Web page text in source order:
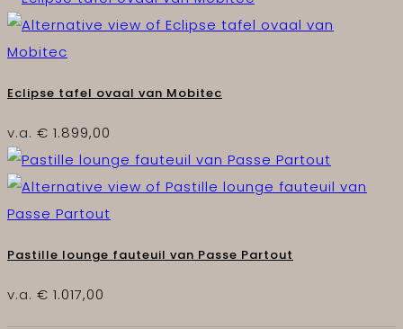
Eclipse tafel ovaal van Mobitec
v.a. € 1.899,00
Pastille lounge fauteuil van Passe Partout
v.a. € 1.017,00